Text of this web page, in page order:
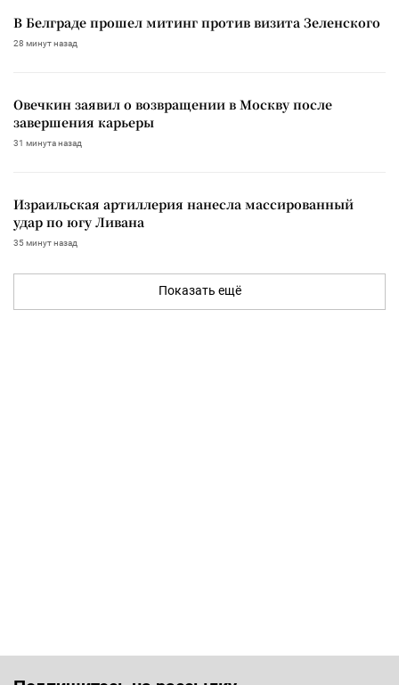
В Белграде прошел митинг против визита Зеленского
28 минут назад
Овечкин заявил о возвращении в Москву после
завершения карьеры
31 минута назад
Израильская артиллерия нанесла массированный
удар по югу Ливана
35 минут назад
Показать ещё